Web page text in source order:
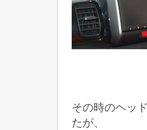
その時のヘッ
たが、